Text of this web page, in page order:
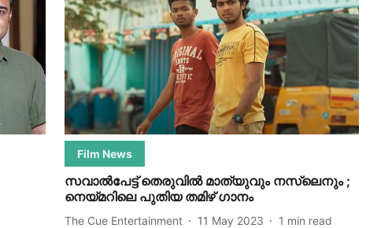
Film News
സവാല്‍പേട്ട് തെരുവില്‍ മാത്യുവും നസ്ലെനും ;
നെയ്മറിലെ പുതിയ തമിഴ് ഗാനം
The Cue Entertainment 11 May 2023 1 min read